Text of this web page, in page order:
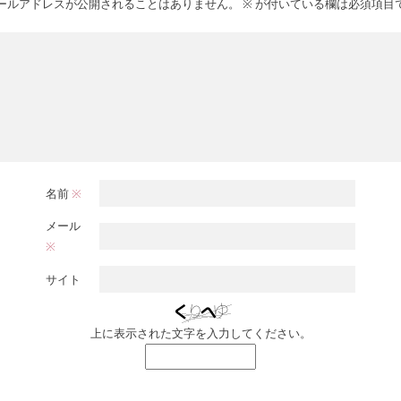
ルアドレスが公開されることはありません。 ※ が付いている欄は必須項目
名前 ※
メール
※
サイト
上に表示された文字を入力してください。